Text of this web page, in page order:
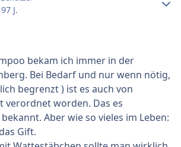
7 J.
bekam ich immer in der
Bei Bedarf und nur wenn nötig,
begrenzt ) ist es auch von
verordnet worden. Das es
Aber wie so vieles im Leben:
Gift.